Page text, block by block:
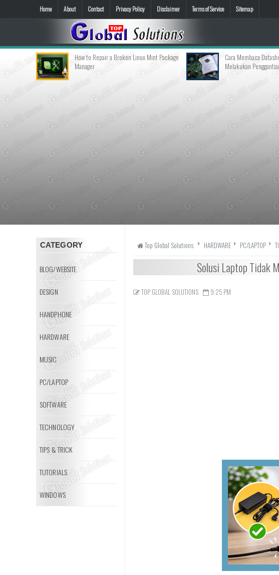
Home About Contact Privacy Policy Disclaimer Terms of Service Sitemap
How to Repair a Broken Linux Mint Package
Manager
Cara Membaca Datasheet IC Sebelum
Melakukan Penggantian
Top Global Solutions HARDWARE PC/LAPTOP
Solusi Laptop Tidak
TOP GLOBAL SOLUTIONS 9:25 PM
CATEGORY
BLOG/WEBSITE
DESIGN
HANDPHONE
HARDWARE
MUSIC
PC/LAPTOP
SOFTWARE
TECHNOLOGY
TIPS & TRICK
TUTORIALS
WINDOWS